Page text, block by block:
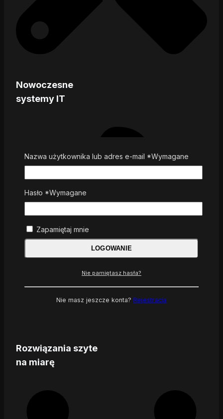
Nowoczesne
systemy IT
Rozwiązania szyte
na miarę
Nazwa użytkownika lub adres e-mail *Wymagane
Hasło *Wymagane
Zapamiętaj mnie
LOGOWANIE
Nie pamiętasz hasła?
Nie masz jeszcze konta? Rejestracja